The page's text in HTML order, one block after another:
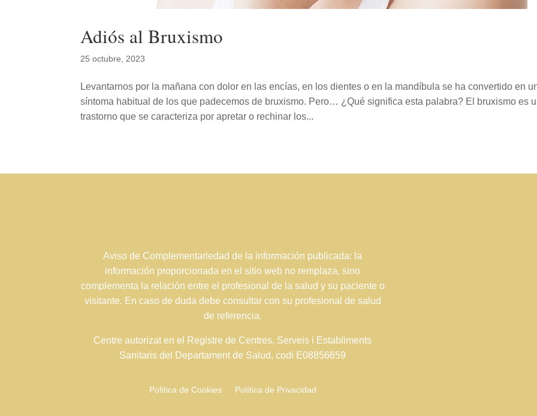
Adiós al Bruxismo
25 octubre, 2023
Levantarnos por la mañana con dolor en las encías, en los dientes o en la mandíbula se ha convertido en
síntoma habitual de los que padecemos de bruxismo. Pero… ¿Qué significa esta palabra? El bruxismo es
trastorno que se caracteriza por apretar o rechinar los...
Aviso de Complementariedad de la información publicada: la
información proporcionada en el sitio web no remplaza, sino
complementa la relación entre el profesional de la salud y su paciente o
visitante. En caso de duda debe consultar con su profesional de salud
de referencia.
Centre autorizat en el Registre de Centres, Serveis i Establiments
Sanitaris del Departament de Salud, codi E08856659
Política de Cookies Política de Privacidad